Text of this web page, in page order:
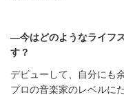
―今はどのようなライフ
す？
デビューして、自分にも
プロの音楽家のレベルに